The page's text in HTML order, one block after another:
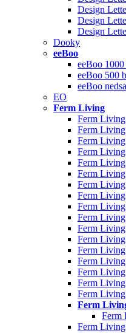
Design
Design
Design
Dooky
eeBoo
eeBoo
eeBoo 500
eeBoo
EO
Ferm Living
Ferm
Ferm
Ferm
Ferm
Ferm
Ferm
Ferm
Ferm
Ferm
Ferm Living
Ferm
Ferm Living
Ferm
Ferm
Ferm
Ferm
Ferm
Ferm
Ferm
Ferm